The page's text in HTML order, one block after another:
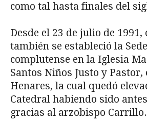
como tal hasta finales del
Desde el 23 de julio de 1991,
también se estableció la
complutense en la Iglesia
Santos Niños Justo y Pastor,
Henares, la cual quedó
Catedral habiendo sido
gracias al arzobispo Carrillo.